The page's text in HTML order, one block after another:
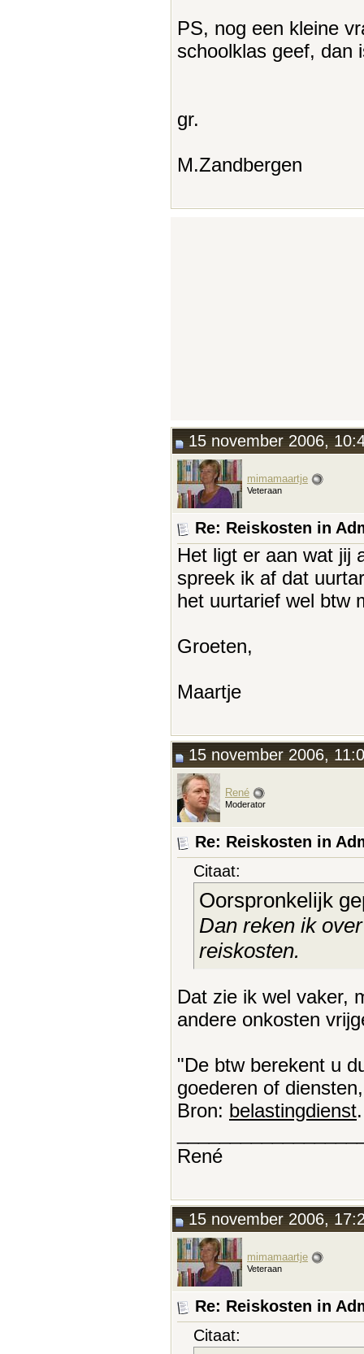
PS, nog een kleine
schoolklas geef, dan
gr.
M.Zandbergen
15 november 2006,
mimamaartje
Veteraan
Re: Reiskosten in
Het ligt er aan wat jij
spreek ik af dat
het uurtarief wel btw
Groeten,
Maartje
15 november 2006,
René
Moderator
Re: Reiskosten in
Citaat:
Oorspronkelijk
Dan reken ik
reiskosten.
Dat zie ik wel vaker,
andere onkosten
"De btw berekent u
goederen of
Bron: belastingdienst.
René
15 november 2006,
mimamaartje
Veteraan
Re: Reiskosten in
Citaat: